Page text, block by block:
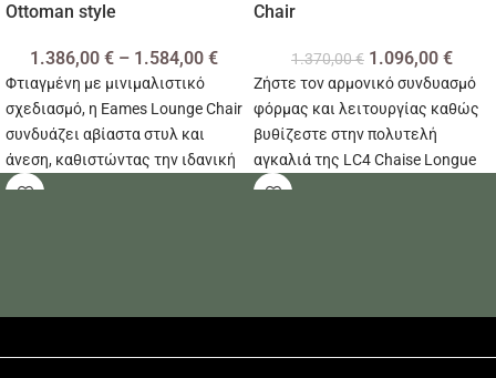
Ottoman style
1.386,00 € – 1.584,00 €
Φτιαγμένη με μινιμαλιστικό
σχεδιασμό, η Eames Lounge Chair
συνδυάζει αβίαστα στυλ και
άνεση, καθιστώντας την ιδανική
επιλογή για χαλάρωση και
Chair
1.370,00€ 1.096,00 €
Ζήστε τον αρμονικό συνδυασμό
φόρμας και λειτουργίας καθώς
βυθίζεστε στην πολυτελή
αγκαλιά της LC4 Chaise Longue
Style μετατρέποντας τις